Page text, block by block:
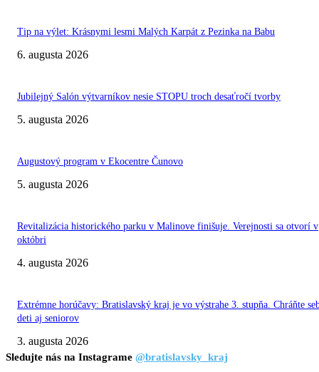
Tip na výlet: Krásnymi lesmi Malých Karpát z Pezinka na Babu
6. augusta 2026
Jubilejný Salón výtvarníkov nesie STOPU troch desaťročí tvorby
5. augusta 2026
Augustový program v Ekocentre Čunovo
5. augusta 2026
Revitalizácia historického parku v Malinove finišuje. Verejnosti sa otvorí v
októbri
4. augusta 2026
Extrémne horúčavy: Bratislavský kraj je vo výstrahe 3. stupňa. Chráňte
deti aj seniorov
3. augusta 2026
Sledujte nás na Instagrame @bratislavsky_kraj